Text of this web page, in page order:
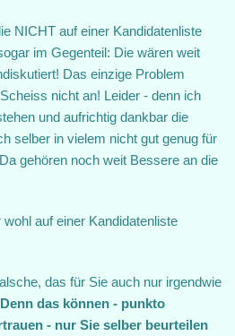
NICHT auf einer Kandidatenliste
im Gegenteil: Die wären weit
Das einzige Problem
nicht an! Leider - denn ich
und aufrichtig dankbar die
selber in vielem nicht gut genug für
gehören noch weit Bessere an die
auf einer Kandidatenliste
das für Sie auch nur irgendwie
Denn das können - punkto
- nur Sie selber beurteilen